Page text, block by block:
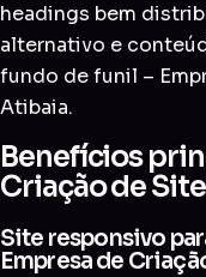
headings bem
alternativo e
fundo de funil –
Atibaia.
Benefícios
Criação de
Site responsivo
Empresa de